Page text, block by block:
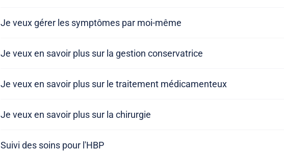
Je veux gérer les symptômes par moi-même
Je veux en savoir plus sur la gestion conservatrice
Je veux en savoir plus sur le traitement médicamenteux
Je veux en savoir plus sur la chirurgie
Suivi des soins pour l'HBP